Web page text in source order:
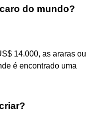
do mundo?
14.000, as araras ou
é encontrado uma